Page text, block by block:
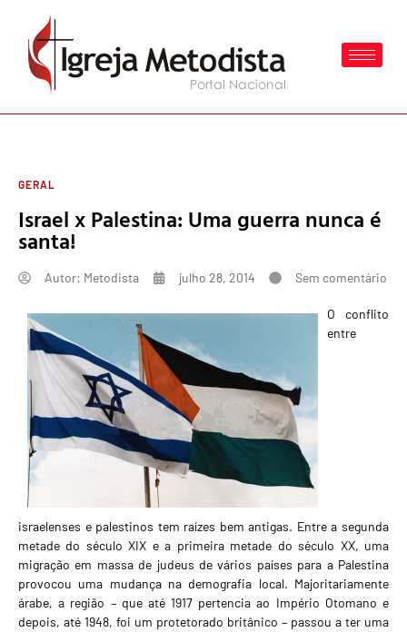
GERAL
Israel x Palestina: Uma guerra nunca é
santa!
Autor: Metodista julho 28, 2014 Sem comentário
O conflito
entre
israelenses e palestinos tem raízes bem antigas. Entre a segunda
metade do século XIX e a primeira metade do século XX, uma
migração em massa de judeus de vários países para a Palestina
provocou uma mudança na demografia local. Majoritariamente
árabe, a região – que até 1917 pertencia ao Império Otomano e
depois, até 1948, foi um protetorado britânico – passou a ter uma